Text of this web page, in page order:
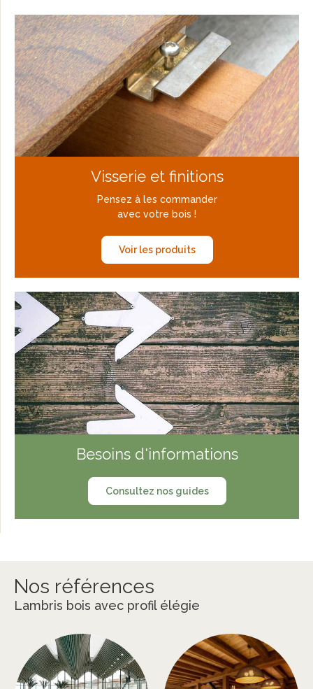
Visserie et finitions
Pensez à les commander
avec votre bois !
Voir les produits
Besoins d'informations
Consultez nos guides
Nos références
Lambris bois avec profil élégie